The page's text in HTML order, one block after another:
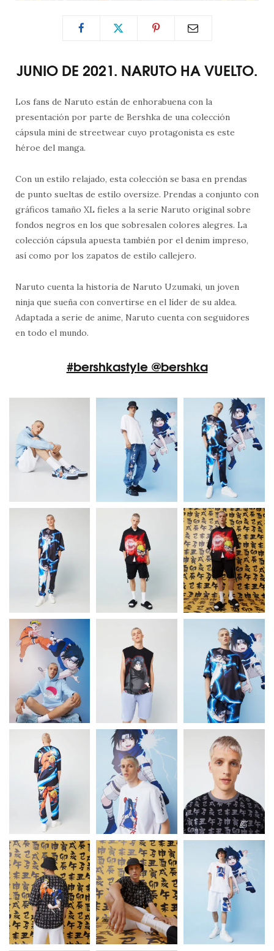
JUNIO DE 2021. NARUTO HA VUELTO.
Los fans de Naruto están de enhorabuena con la
presentación por parte de Bershka de una colección
cápsula mini de streetwear cuyo protagonista es este
héroe del manga.
Con un estilo relajado, esta colección se basa en prendas
de punto sueltas de estilo oversize. Prendas a conjunto con
gráficos tamaño XL fieles a la serie Naruto original sobre
fondos negros en los que sobresalen colores alegres. La
colección cápsula apuesta también por el denim impreso,
así como por los zapatos de estilo callejero.
Naruto cuenta la historia de Naruto Uzumaki, un joven
ninja que sueña con convertirse en el líder de su aldea.
Adaptada a serie de anime, Naruto cuenta con seguidores
en todo el mundo.
#bershkastyle @bershka